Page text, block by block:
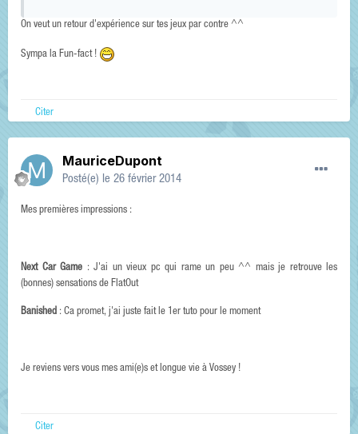
On veut un retour d'expérience sur tes jeux par contre ^^
Sympa la Fun-fact !
Citer
MauriceDupont
Posté(e) le 26 février 2014
Mes premières impressions :
Next Car Game : J'ai un vieux pc qui rame un peu ^^ mais je retrouve les
(bonnes) sensations de FlatOut
Banished : Ca promet, j'ai juste fait le 1er tuto pour le moment
Je reviens vers vous mes ami(e)s et longue vie à Vossey !
Citer